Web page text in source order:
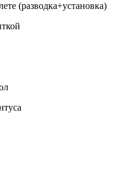
(разводка+установка)